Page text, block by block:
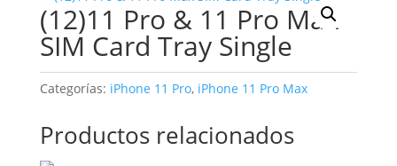
(12)11 Pro & 11 Pro Max
SIM Card Tray Single
Categorías: iPhone 11 Pro, iPhone 11 Pro Max
Productos relacionados